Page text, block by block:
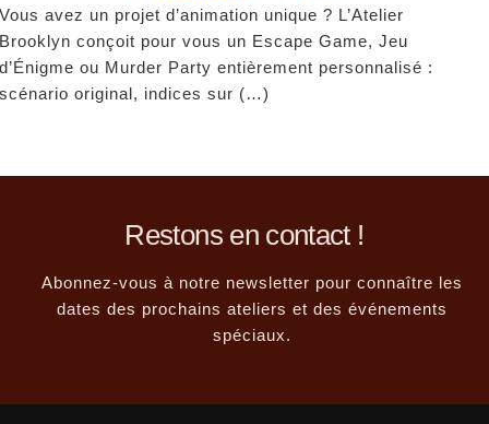
avez un projet d’animation unique ? L’Atelier
conçoit pour vous un Escape Game, Jeu
ou Murder Party entièrement personnalisé :
original, indices sur (…)
Restons en contact !
Abonnez-vous à notre newsletter pour connaître les
dates des prochains ateliers et des événements
spéciaux.